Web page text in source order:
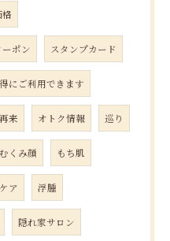
ポン スタンプカード
にご利用できます
再来 オトク情報 巡り
むくみ顔 もち肌
ア 浮腫
隠れ家サロン